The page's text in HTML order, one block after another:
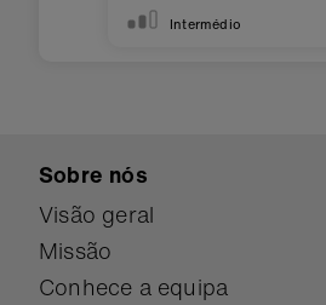
Intermédio
Sobre nós
Visão geral
Missão
Conhece a equipa